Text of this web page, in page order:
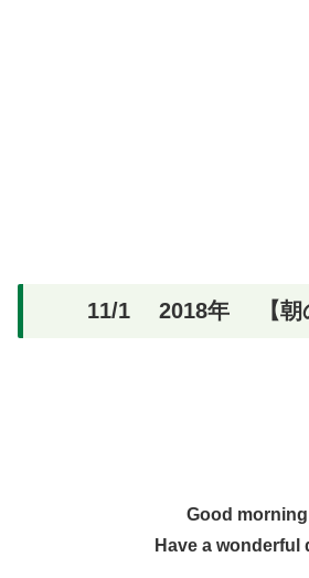
11/1 2018年 【朝の
Good morning
Have a wonderful